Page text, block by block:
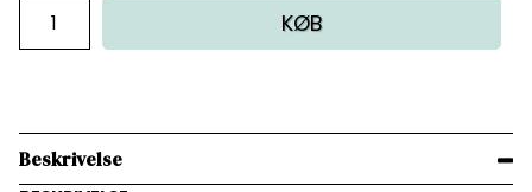
KØB
Beskrivelse